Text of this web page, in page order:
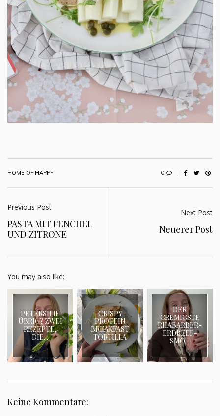
HOME OF HAPPY 0
Previous Post
PASTA MIT FENCHEL
UND ZITRONE
Next Post
Neuerer Post
You may also like:
PETERSILIE
ÜBRIG? ZWEI
REZEPTE,
DIE...
CRISPY
PROTEIN
BREAKFAST
TORTILLA
DER
CREMIGSTE
RHABARBER-
ERDBEER-
SMO...
Keine Kommentare: